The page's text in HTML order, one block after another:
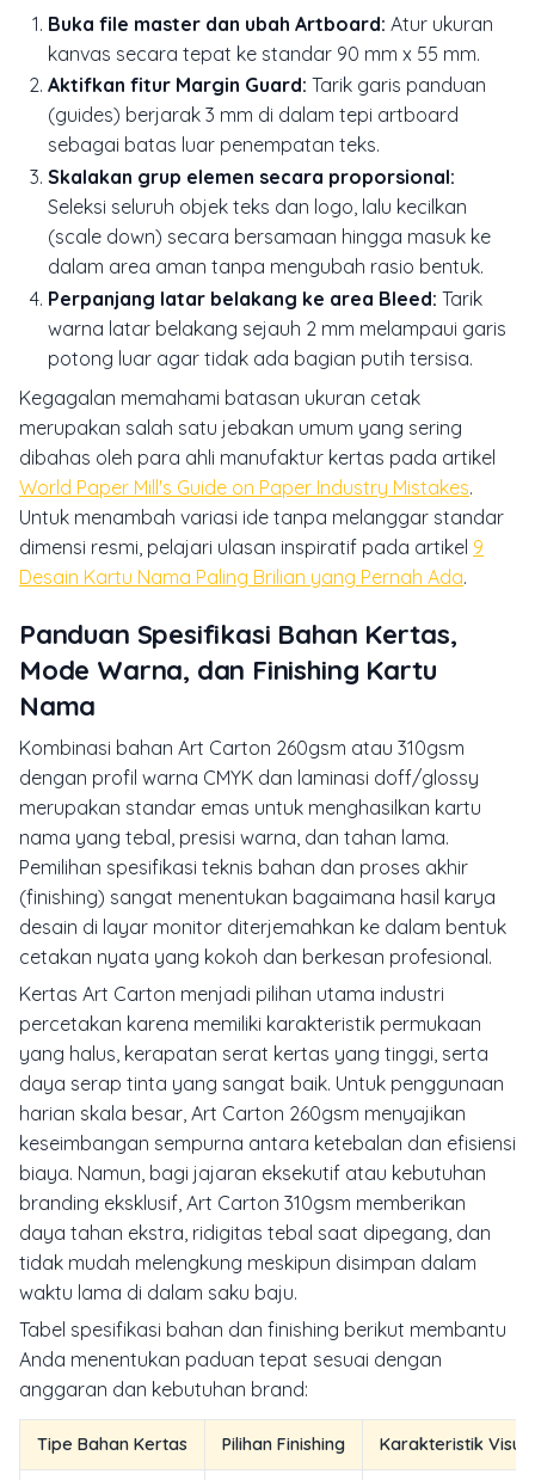
Buka file master dan ubah Artboard: Atur ukuran
kanvas secara tepat ke standar 90 mm x 55 mm.
Aktifkan fitur Margin Guard: Tarik garis panduan
(guides) berjarak 3 mm di dalam tepi artboard
sebagai batas luar penempatan teks.
Skalakan grup elemen secara proporsional:
Seleksi seluruh objek teks dan logo, lalu kecilkan
(scale down) secara bersamaan hingga masuk ke
dalam area aman tanpa mengubah rasio bentuk.
Perpanjang latar belakang ke area Bleed: Tarik
warna latar belakang sejauh 2 mm melampaui garis
potong luar agar tidak ada bagian putih tersisa.
Kegagalan memahami batasan ukuran cetak
merupakan salah satu jebakan umum yang sering
dibahas oleh para ahli manufaktur kertas pada artikel
World Paper Mill's Guide on Paper Industry Mistakes.
Untuk menambah variasi ide tanpa melanggar standar
dimensi resmi, pelajari ulasan inspiratif pada artikel 9
Desain Kartu Nama Paling Brilian yang Pernah Ada.
Panduan Spesifikasi Bahan Kertas,
Mode Warna, dan Finishing Kartu
Nama
Kombinasi bahan Art Carton 260gsm atau 310gsm
dengan profil warna CMYK dan laminasi doff/glossy
merupakan standar emas untuk menghasilkan kartu
nama yang tebal, presisi warna, dan tahan lama.
Pemilihan spesifikasi teknis bahan dan proses akhir
(finishing) sangat menentukan bagaimana hasil karya
desain di layar monitor diterjemahkan ke dalam bentuk
cetakan nyata yang kokoh dan berkesan profesional.
Kertas Art Carton menjadi pilihan utama industri
percetakan karena memiliki karakteristik permukaan
yang halus, kerapatan serat kertas yang tinggi, serta
daya serap tinta yang sangat baik. Untuk penggunaan
harian skala besar, Art Carton 260gsm menyajikan
keseimbangan sempurna antara ketebalan dan efisiensi
biaya. Namun, bagi jajaran eksekutif atau kebutuhan
branding eksklusif, Art Carton 310gsm memberikan
daya tahan ekstra, ridigitas tebal saat dipegang, dan
tidak mudah melengkung meskipun disimpan dalam
waktu lama di dalam saku baju.
Tabel spesifikasi bahan dan finishing berikut membantu
Anda menentukan paduan tepat sesuai dengan
anggaran dan kebutuhan brand:
Tipe Bahan Kertas Pilihan Finishing Karakteristik